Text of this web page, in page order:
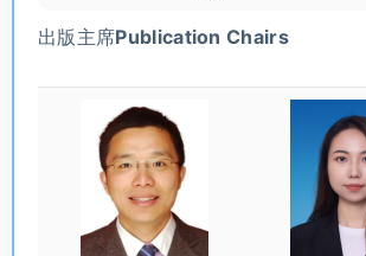
出版主席Publication Chairs